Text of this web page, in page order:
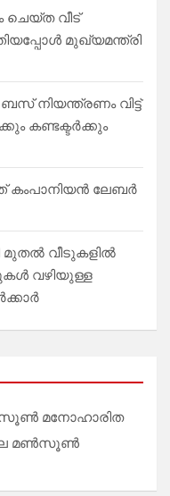
ചെയ്ത വീട്
മുഖ്യമന്ത്രി
നിയന്ത്രണം വിട്ട്
കണ്ടക്ടർക്കും
കംപാനിയൻ ലേബർ
വീടുകളിൽ
വഴിയുള്ള
മനോഹാരിത
മൺസൂൺ